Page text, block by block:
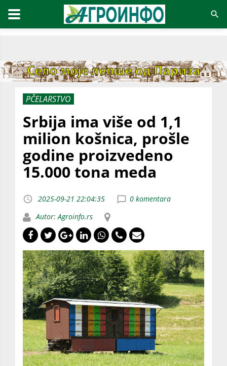
PČELARSTVO
Srbija ima više od 1,1
milion košnica, prošle
godine proizvedeno
15.000 tona meda
2025-09-21 22:04:35
0 komentara
Autor: Agroinfo.rs